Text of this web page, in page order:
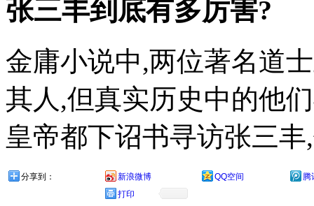
张三丰到底有多厉害?
金庸小说中,两位著名道
其人,但真实历史中的他
皇帝都下诏书寻访张三
分享到： 新浪微博 QQ空间
腾
打印